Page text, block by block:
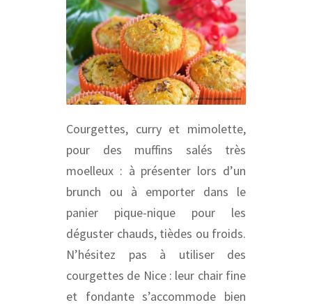
Courgettes, curry et mimolette,
pour des muffins salés très
moelleux : à présenter lors d’un
brunch ou à emporter dans le
panier pique-nique pour les
déguster chauds, tièdes ou froids.
N’hésitez pas à utiliser des
courgettes de Nice : leur chair fine
et fondante s’accommode bien